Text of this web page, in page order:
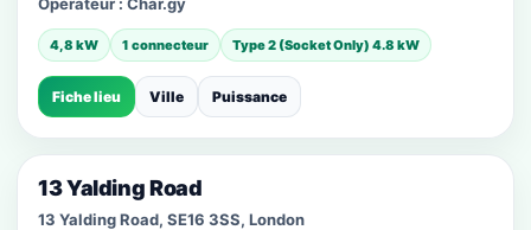
4,8 kW 1 connecteur Type 2 (Socket Only) 4.8 kW
Fiche lieu Ville Puissance
13 Yalding Road
13 Yalding Road, SE16 3SS, London